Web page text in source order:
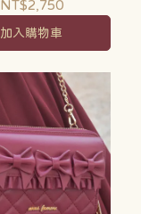
NT$2,750
加入購物車